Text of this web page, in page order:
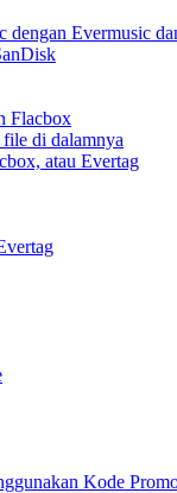
dengan Evermusic
Flacbox
di dalamnya
atau Evertag
Kode